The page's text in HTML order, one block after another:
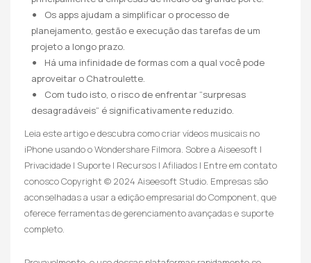
Os apps ajudam a simplificar o processo de
planejamento, gestão e execução das tarefas de um
projeto a longo prazo.
Há uma infinidade de formas com a qual você pode
aproveitar o Chatroulette.
Com tudo isto, o risco de enfrentar “surpresas
desagradáveis” é significativamente reduzido.
Leia este artigo e descubra como criar vídeos musicais no
iPhone usando o Wondershare Filmora. Sobre a Aiseesoft |
Privacidade | Suporte | Recursos | Afiliados | Entre em contato
conosco Copyright © 2024 Aiseesoft Studio. Empresas são
aconselhadas a usar a edição empresarial do Component, que
oferece ferramentas de gerenciamento avançadas e suporte
completo.